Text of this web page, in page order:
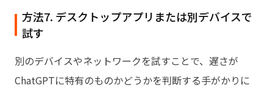
方法7. デスクトップアプリまたは別デバイスで
試す
別のデバイスやネットワークを試すことで、遅さが
ChatGPTに特有のものかどうかを判断する手がかりに